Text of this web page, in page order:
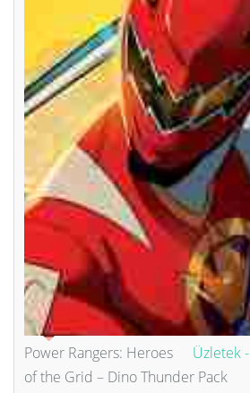
Üzletek -
Power Rangers: Heroes
of the Grid – Dino Thunder Pack